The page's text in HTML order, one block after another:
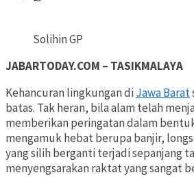
Solihin GP
JABARTODAY.COM – TASIKMALAYA
Kehancuran lingkungan diJawa Barat
batas. Tak heran, bila alam telah
memberikan peringatan dalam
mengamuk hebat berupa banjir,
yang silih berganti terjadi sepanjang
menyengsarakan raktat yang sangat